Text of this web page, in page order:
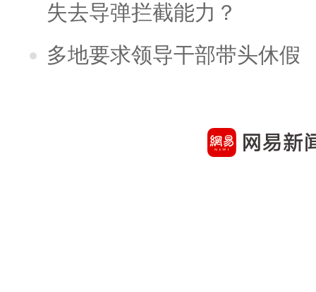
失去导弹拦截能力？
多地要求领导干部带头休假